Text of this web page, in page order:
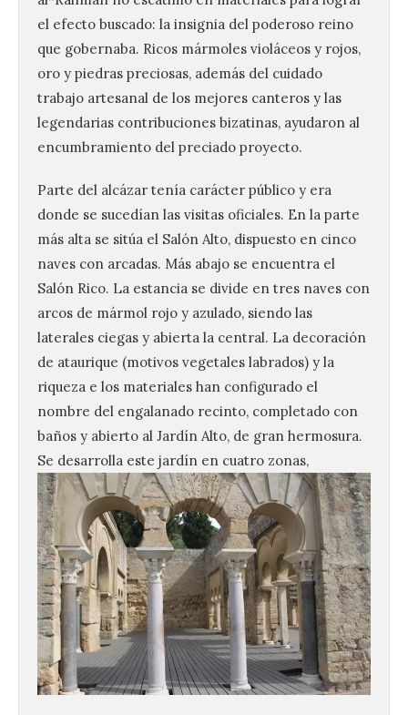
el efecto buscado: la insignia del poderoso reino
que gobernaba. Ricos mármoles violáceos y rojos,
oro y piedras preciosas, además del cuidado
trabajo artesanal de los mejores canteros y las
legendarias contribuciones bizatinas, ayudaron al
encumbramiento del preciado proyecto.
Parte del alcázar tenía carácter público y era
donde se sucedían las visitas oficiales. En la parte
más alta se sitúa el Salón Alto, dispuesto en cinco
naves con arcadas. Más abajo se encuentra el
Salón Rico. La estancia se divide en tres naves con
arcos de mármol rojo y azulado, siendo las
laterales ciegas y abierta la central. La decoración
de ataurique (motivos vegetales labrados) y la
riqueza e los materiales han configurado el
nombre del engalanado recinto, completado con
baños y abierto al Jardín Alto, de gran hermosura.
Se desarrolla este jardín en cuatro zonas,